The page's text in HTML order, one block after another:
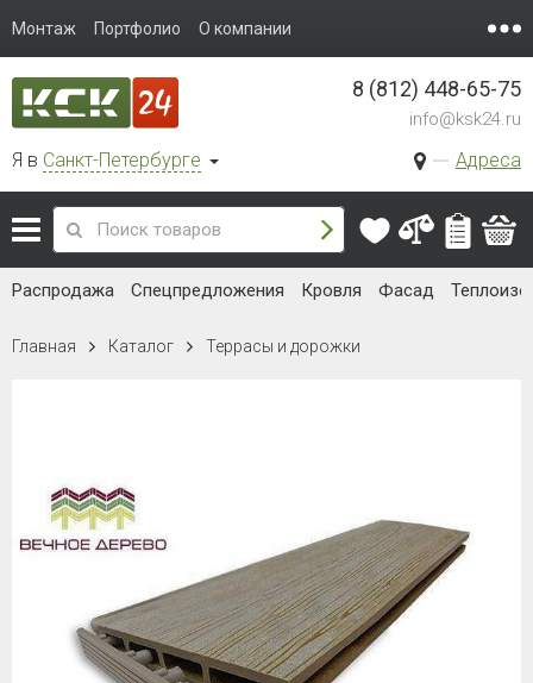
Монтаж Портфолио О компании
Я в Санкт-Петербурге Адреса
8 (812) 448-65-75
info@ksk24.ru
Распродажа Спецпредложения Кровля Фасад
Главная Каталог Террасы и дорожки